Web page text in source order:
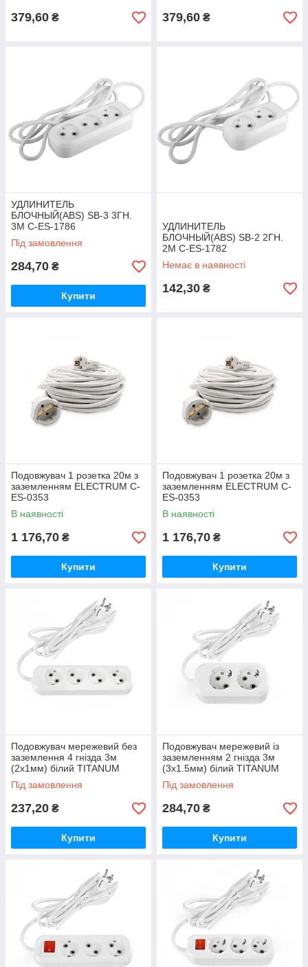
379,60 ₴ 379,60 ₴
УДЛИНИТЕЛЬ
БЛОЧНЫЙ(ABS) SB-3 3ГН.
3М C-ES-1786
Під замовлення
284,70 ₴
Купити
УДЛИНИТЕЛЬ
БЛОЧНЫЙ(ABS) SB-2 2ГН.
2М C-ES-1782
Немає в наявності
142,30 ₴
Подовжувач 1 розетка 20м з
заземленням ELECTRUM C-
ES-0353
В наявності
1 176,70 ₴
Купити
Подовжувач 1 розетка 20м з
заземленням ELECTRUM C-
ES-0353
В наявності
1 176,70 ₴
Купити
Подовжувач мережевий без
заземлення 4 гнізда 3м
(2x1мм) білий TITANUM
STANDARD
Під замовлення
237,20 ₴
Купити
Подовжувач мережевий із
заземленням 2 гнізда 3м
(3x1.5мм) білий TITANUM
STANDARD
Під замовлення
284,70 ₴
Купити